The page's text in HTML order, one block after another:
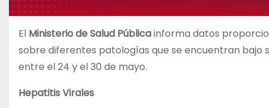
El Ministerio de Salud Públicainforma datos
sobre diferentes patologías que se encuentran bajo
entre el 24 y el 30 de mayo.
Hepatitis Virales